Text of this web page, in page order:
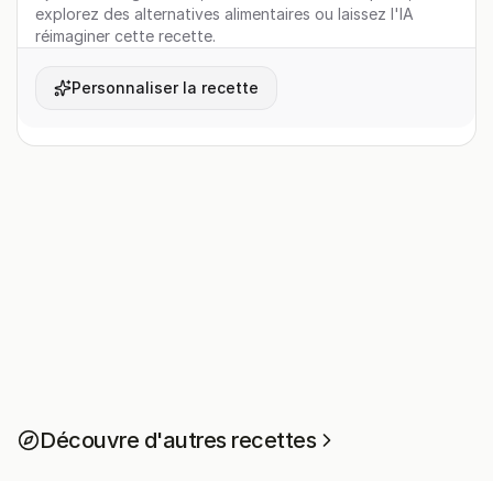
explorez des alternatives alimentaires ou laissez l'IA
réimaginer cette recette.
Personnaliser la recette
Découvre d'autres recettes